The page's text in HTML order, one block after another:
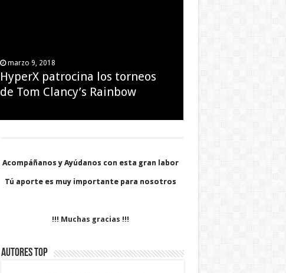
marzo 9, 2018
HyperX patrocina los torneos
de Tom Clancy’s Rainbow
marzo 3, 2018
Mejor Actor: Nominados
Premios Óscar 2018
Acompáñanos y Ayúdanos con esta gran labor
Acompáñanos y Ayúdanos con esta gran labor
Tú aporte es muy importante para nosotros
Tú aporte es muy importante para nosotros
!!! Muchas gracias !!!
Autores Top